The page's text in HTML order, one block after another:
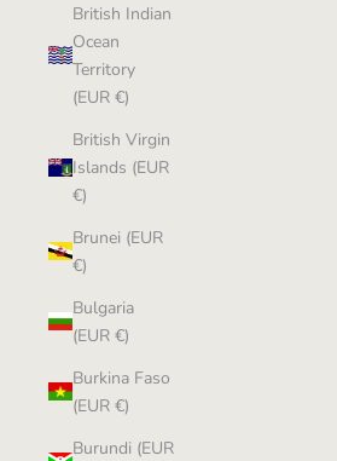
British Indian
Ocean
Territory
(EUR €)
British Virgin
Islands (EUR
€)
Brunei (EUR
€)
Bulgaria
(EUR €)
Burkina Faso
(EUR €)
Burundi (EUR